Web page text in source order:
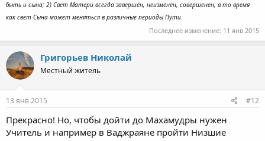
быть и сына; 2) Свет Матери всегда завершён, неизменен, совершенен, в то время
как свет Сына может меняться в различные периоды Пути.
Последнее изменение: 11 янв 2015
Григорьев Николай
Местный житель
13 янв 2015 #12
Прекрасно! Но, чтобы дойти до Махамудры нужен
Учитель и например в Ваджраяне пройти Низшие